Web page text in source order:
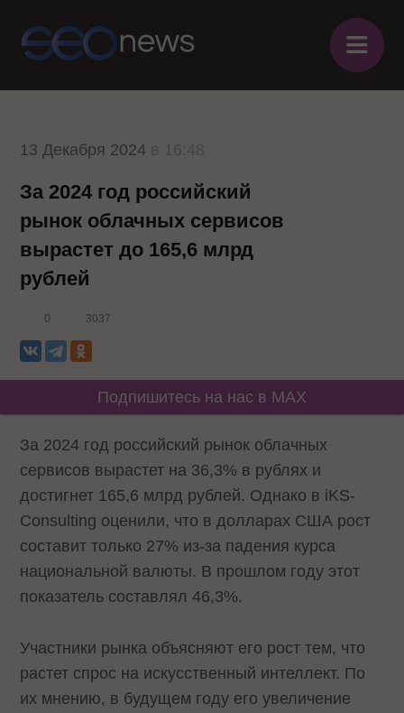
≡
13 Декабря 2024
За 2024 год российский
рынок облачных сервисов
вырастет до 165,6 млрд
рублей
0 3037
Подпишитесь на нас в MAX
За 2024 год российский рынок облачных
сервисов вырастет на 36,3% в рублях и
достигнет 165,6 млрд рублей. Однако в iKS-
Consulting оценили, что в долларах США рост
составит только 27% из-за падения курса
национальной валюты. В прошлом году этот
показатель составлял 46,3%.
Участники рынка объясняют его рост тем, что
растет спрос на искусственный интеллект. По
их мнению, в будущем году его увеличение